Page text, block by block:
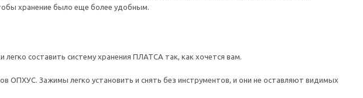
хранение было еще более удобным.
составить систему хранения ПЛАТСА так, как хочется вам.
Зажимы легко установить и снять без инструментов, и они не оставляют видимых